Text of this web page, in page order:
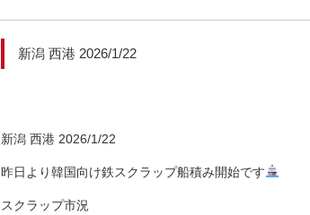
新潟 西港 2026/1/22
新潟 西港 2026/1/22
昨日より韓国向け鉄スクラップ船積み開始です
スクラップ市況